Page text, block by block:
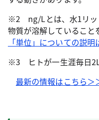
※2 ng/Lとは、水1リッ
物質が溶解していること
「単位」についての説明
※3 ヒトが一生涯毎日
最新の情報はこちら＞